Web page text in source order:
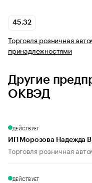
45.32
Торговля розничная
принадлежностями
Другие
ОКВЭД
ДЕЙСТВУЕТ
ИП Морозова Надежда
Торговля розничная
ДЕЙСТВУЕТ